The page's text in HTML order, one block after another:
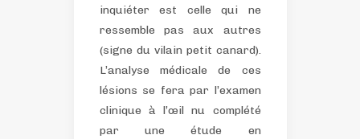
inquiéter est celle qui ne
ressemble pas aux autres
(signe du vilain petit canard).
L’analyse médicale de ces
lésions se fera par l’examen
clinique à l’œil nu complété
par une étude en